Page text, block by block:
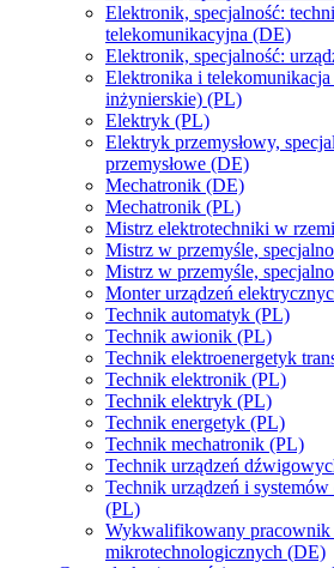
Elektronik, specjalność:
telekomunikacyjna (DE)
Elektronik, specjalność:
Elektronika i telekomunikacja
inżynierskie) (PL)
Elektryk (PL)
Elektryk przemysłowy,
przemysłowe (DE)
Mechatronik (DE)
Mechatronik (PL)
Mistrz elektrotechniki w
Mistrz w przemyśle,
Mistrz w przemyśle,
Monter urządzeń
Technik automatyk (PL)
Technik awionik (PL)
Technik elektroenergetyk
Technik elektronik (PL)
Technik elektryk (PL)
Technik energetyk (PL)
Technik mechatronik (PL)
Technik urządzeń
Technik urządzeń i
(PL)
Wykwalifikowany pracownik
mikrotechnologicznych (DE)